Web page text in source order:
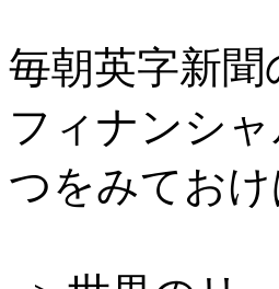
毎朝英字新
フィナンシ
つをみてお